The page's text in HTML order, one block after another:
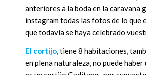
anteriores a la boda en la caravana
instagram todas las fotos de lo que
que todavía se haya celebrado
El cortijo, tiene 8 habitaciones,
en plena naturaleza, no puede